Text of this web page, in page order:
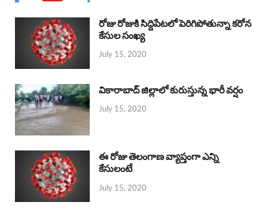
రోజు రోజుకి సిద్దిపేటలో పెరిగిపోతున్నా కరోన
కేసుల సంఖ్య
July 15, 2020
వికారాబాద్ జిల్లాలో కురుస్తున్న భారీ వర్షం
July 15, 2020
ఈ రోజు తెలంగాణ వ్యాప్తంగా ఎన్ని
కేసులంటే
July 15, 2020